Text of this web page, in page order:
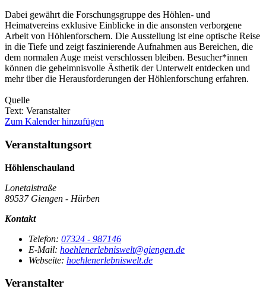
Dabei gewährt die Forschungsgruppe des Höhlen- und
Heimatvereins exklusive Einblicke in die ansonsten verborgene
Arbeit von Höhlenforschern. Die Ausstellung ist eine optische Reise
in die Tiefe und zeigt faszinierende Aufnahmen aus Bereichen, die
dem normalen Auge meist verschlossen bleiben. Besucher*innen
können die geheimnisvolle Ästhetik der Unterwelt entdecken und
mehr über die Herausforderungen der Höhlenforschung erfahren.
Quelle
Text: Veranstalter
Zum Kalender hinzufügen
Veranstaltungsort
Höhlenschauland
Lonetalstraße
89537 Giengen - Hürben
Kontakt
Telefon: 07324 - 987146
E-Mail: hoehlenerlebniswelt@giengen.de
Webseite: hoehlenerlebniswelt.de
Veranstalter